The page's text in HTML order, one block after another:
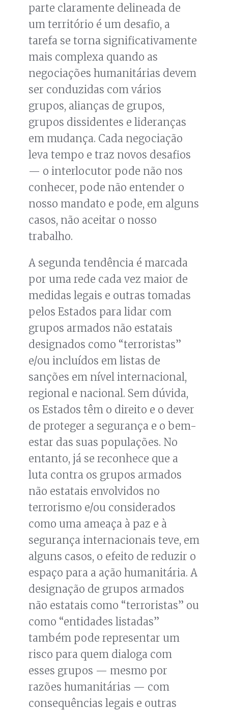
parte claramente delineada de
um território é um desafio, a
tarefa se torna significativamente
mais complexa quando as
negociações humanitárias devem
ser conduzidas com vários
grupos, alianças de grupos,
grupos dissidentes e lideranças
em mudança. Cada negociação
leva tempo e traz novos desafios
— o interlocutor pode não nos
conhecer, pode não entender o
nosso mandato e pode, em alguns
casos, não aceitar o nosso
trabalho.
A segunda tendência é marcada
por uma rede cada vez maior de
medidas legais e outras tomadas
pelos Estados para lidar com
grupos armados não estatais
designados como “terroristas”
e/ou incluídos em listas de
sanções em nível internacional,
regional e nacional. Sem dúvida,
os Estados têm o direito e o dever
de proteger a segurança e o bem-
estar das suas populações. No
entanto, já se reconhece que a
luta contra os grupos armados
não estatais envolvidos no
terrorismo e/ou considerados
como uma ameaça à paz e à
segurança internacionais teve, em
alguns casos, o efeito de reduzir o
espaço para a ação humanitária. A
designação de grupos armados
não estatais como “terroristas” ou
como “entidades listadas”
também pode representar um
risco para quem dialoga com
esses grupos — mesmo por
razões humanitárias — com
consequências legais e outras